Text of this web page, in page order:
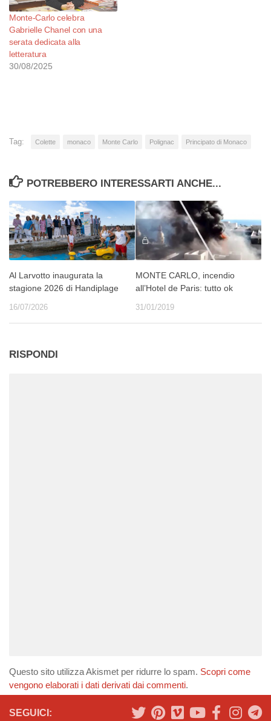
Monte-Carlo celebra
Gabrielle Chanel con una
serata dedicata alla
letteratura
30/08/2025
Tag: Colette monaco Monte Carlo Polignac Principato di Monaco
POTREBBERO INTERESSARTI ANCHE...
Al Larvotto inaugurata la
stagione 2026 di Handiplage
16/07/2026
MONTE CARLO, incendio
all’Hotel de Paris: tutto ok
31/01/2019
RISPONDI
Questo sito utilizza Akismet per ridurre lo spam. Scopri come
vengono elaborati i dati derivati dai commenti.
SEGUICI: